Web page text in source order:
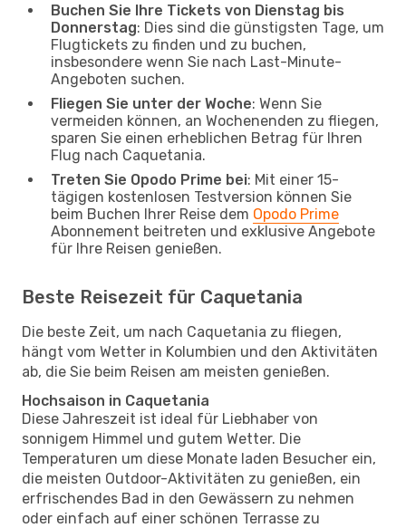
Buchen Sie Ihre Tickets von Dienstag bis
Donnerstag: Dies sind die günstigsten Tage, um
Flugtickets zu finden und zu buchen,
insbesondere wenn Sie nach Last-Minute-
Angeboten suchen.
Fliegen Sie unter der Woche: Wenn Sie
vermeiden können, an Wochenenden zu fliegen,
sparen Sie einen erheblichen Betrag für Ihren
Flug nach Caquetania.
Treten Sie Opodo Prime bei: Mit einer 15-
tägigen kostenlosen Testversion können Sie
beim Buchen Ihrer Reise dem Opodo Prime
Abonnement beitreten und exklusive Angebote
für Ihre Reisen genießen.
Beste Reisezeit für Caquetania
Die beste Zeit, um nach Caquetania zu fliegen,
hängt vom Wetter in Kolumbien und den Aktivitäten
ab, die Sie beim Reisen am meisten genießen.
Hochsaison in Caquetania
Diese Jahreszeit ist ideal für Liebhaber von
sonnigem Himmel und gutem Wetter. Die
Temperaturen um diese Monate laden Besucher ein,
die meisten Outdoor-Aktivitäten zu genießen, ein
erfrischendes Bad in den Gewässern zu nehmen
oder einfach auf einer schönen Terrasse zu